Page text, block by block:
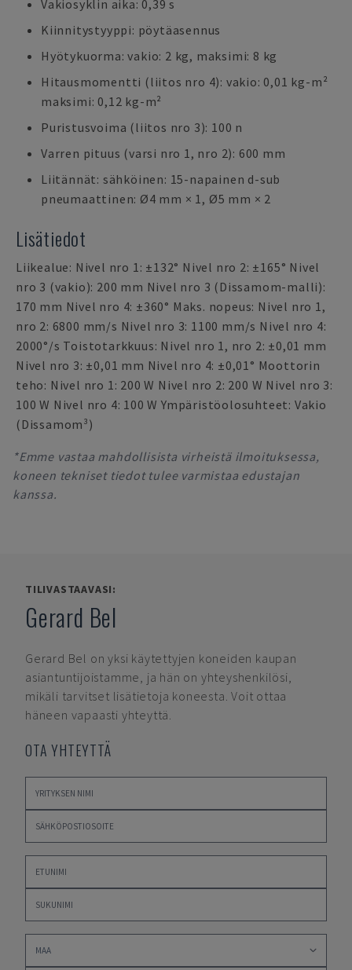
Vakiosyklin aika: 0,39 s
Kiinnitystyyppi: pöytäasennus
Hyötykuorma: vakio: 2 kg, maksimi: 8 kg
Hitausmomentti (liitos nro 4): vakio: 0,01 kg-m²
maksimi: 0,12 kg-m²
Puristusvoima (liitos nro 3): 100 n
Varren pituus (varsi nro 1, nro 2): 600 mm
Liitännät: sähköinen: 15-napainen d-sub
pneumaattinen: Ø4 mm × 1, Ø5 mm × 2
Lisätiedot
Liikealue: Nivel nro 1: ±132° Nivel nro 2: ±165° Nivel
nro 3 (vakio): 200 mm Nivel nro 3 (Dissamom-malli):
170 mm Nivel nro 4: ±360° Maks. nopeus: Nivel nro 1,
nro 2: 6800 mm/s Nivel nro 3: 1100 mm/s Nivel nro 4:
2000°/s Toistotarkkuus: Nivel nro 1, nro 2: ±0,01 mm
Nivel nro 3: ±0,01 mm Nivel nro 4: ±0,01° Moottorin
teho: Nivel nro 1: 200 W Nivel nro 2: 200 W Nivel nro 3:
100 W Nivel nro 4: 100 W Ympäristöolosuhteet: Vakio
(Dissamom³)
*Emme vastaa mahdollisista virheistä ilmoituksessa,
koneen tekniset tiedot tulee varmistaa edustajan
kanssa.
TILIVASTAAVASI:
Gerard Bel
Gerard Bel on yksi käytettyjen koneiden kaupan
asiantuntijoistamme, ja hän on yhteyshenkilösi,
mikäli tarvitset lisätietoja koneesta. Voit ottaa
häneen vapaasti yhteyttä.
OTA YHTEYTTÄ